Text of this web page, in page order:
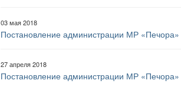
03 мая 2018
Постановление администрации МР
27 апреля 2018
Постановление администрации МР